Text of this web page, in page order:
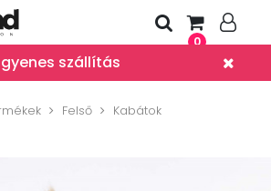
0
szállítás
Felső Kabátok